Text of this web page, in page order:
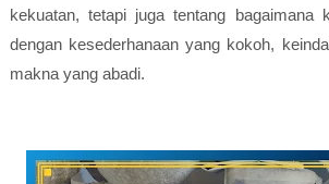
kekuatan, tetapi juga tentang bagaimana
dengan kesederhanaan yang kokoh,
makna yang abadi.